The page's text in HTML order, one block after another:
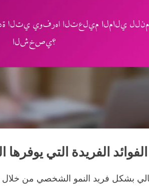
الفريدة التي
بشكل فريد النمو الشخصي من خلال